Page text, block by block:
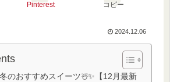
Pinterest コピー
2024.12.06
のおすすめスイーツ☃️✨【12月最新